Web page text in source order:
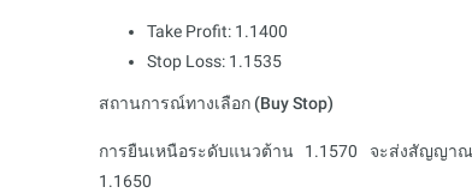
Take Profit: 1.1400
Stop Loss: 1.1535
สถานการณ์ทางเลือก (Buy Stop)
การยืนเหนือระดับแนวต้าน 1.1570 จะส่งสัญญาณ
1.1650